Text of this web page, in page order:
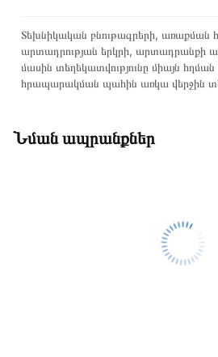
Տեխնիկական բնութագրերի, առաքման
արտադրության երկրի, արտադրանքի
մասին տեղեկատվությունը միայն
հրապարակման պահին առկա վերջին
Նման ապրանքներ